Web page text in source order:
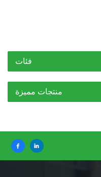
فئات
منتجات مميزة